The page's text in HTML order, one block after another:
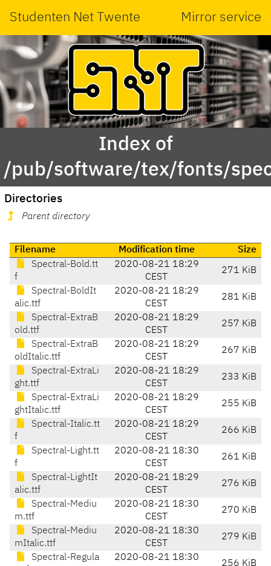
Studenten Net Twente Mirror service
Index of
/pub/software/tex/fonts/
Directories
Parent directory
Filename Modification time
Size
Spectral-Bold.tt
f
2020-08-21 18:29
CEST
271 KiB
Spectral-BoldIt
alic.ttf
2020-08-21 18:29
CEST
281 KiB
Spectral-ExtraB
old.ttf
2020-08-21 18:29
CEST
257 KiB
Spectral-ExtraB
oldItalic.ttf
2020-08-21 18:29
CEST
267 KiB
Spectral-ExtraLi
ght.ttf
2020-08-21 18:29
CEST
233 KiB
Spectral-ExtraLi
ghtItalic.ttf
2020-08-21 18:29
CEST
255 KiB
Spectral-Italic.tt
f
2020-08-21 18:29
CEST
266 KiB
Spectral-Light.tt
f
2020-08-21 18:30
CEST
261 KiB
Spectral-LightIt
alic.ttf
2020-08-21 18:29
CEST
276 KiB
Spectral-Mediu
m.ttf
2020-08-21 18:30
CEST
270 KiB
Spectral-Mediu
mItalic.ttf
2020-08-21 18:30
CEST
279 KiB
Spectral-Regula
2020-08-21 18:30
256 KiB